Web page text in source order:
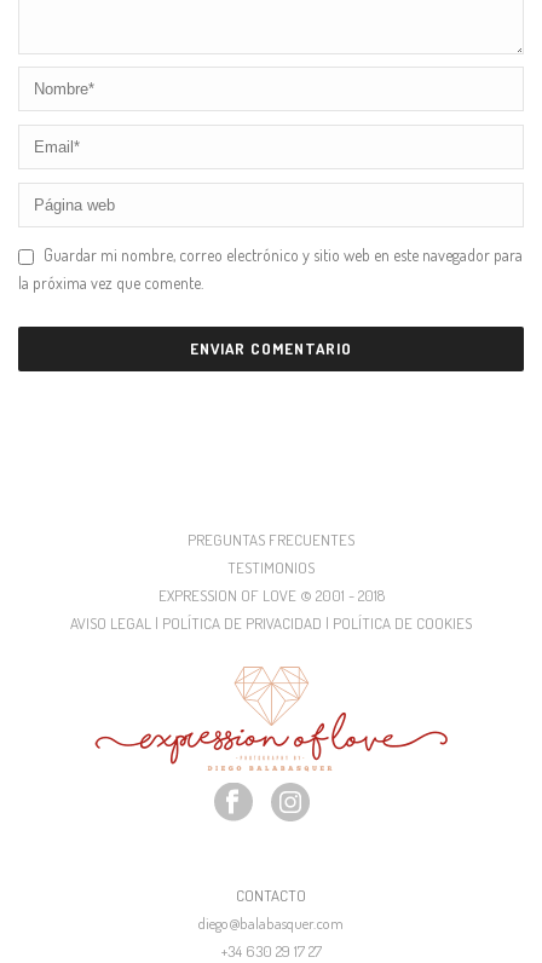
Guardar mi nombre, correo electrónico y sitio web en este navegador para
la próxima vez que comente.
PREGUNTAS FRECUENTES
TESTIMONIOS
EXPRESSION OF LOVE © 2001 - 2018
AVISO LEGAL | POLÍTICA DE PRIVACIDAD | POLÍTICA DE COOKIES
CONTACTO
diego@balabasquer.com
+34 630 29 17 27